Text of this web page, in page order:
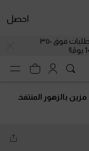
فوق ٣٥٠
بالزهور المنتفخ
احصل